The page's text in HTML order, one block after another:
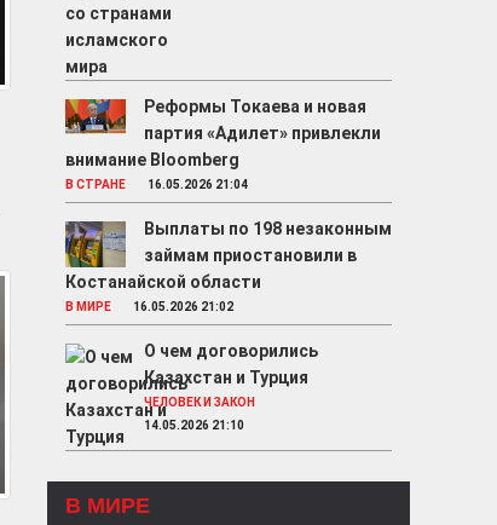
Реформы Токаева и новая
партия «Адилет» привлекли
внимание Bloomberg
В СТРАНЕ 16.05.2026 21:04
Выплаты по 198 незаконным
займам приостановили в
Костанайской области
В МИРЕ 16.05.2026 21:02
О чем договорились
Казахстан и Турция
ЧЕЛОВЕК И ЗАКОН
14.05.2026 21:10
В МИРЕ